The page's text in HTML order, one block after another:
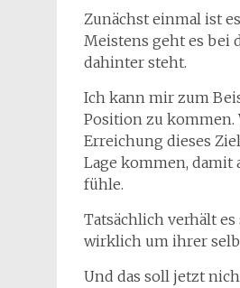
Zunächst einmal ist
Meistens geht es bei
dahinter steht.
Ich kann mir zum
Position zu kommen.
Erreichung dieses
Lage kommen,
fühle.
Tatsächlich verhält
wirklich um ihrer
Und das soll jetzt